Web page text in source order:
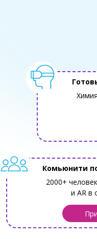
2000+
и AR в
Комьюнити